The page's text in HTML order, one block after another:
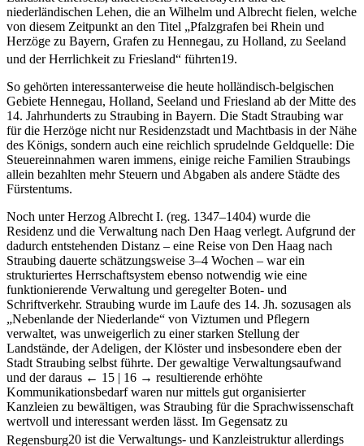
Landshut einerseits, andererseits Niederbayern und die
niederländischen Lehen, die an Wilhelm und Albrecht fielen, welche
von diesem Zeitpunkt an den Titel „Pfalzgrafen bei Rhein und
Herzöge zu Bayern, Grafen zu Hennegau, zu Holland, zu Seeland
So gehörten interessanterweise die heute holländisch-belgischen
Gebiete Hennegau, Holland, Seeland und Friesland ab der Mitte des
14. Jahrhunderts zu Straubing in Bayern. Die Stadt Straubing war
für die Herzöge nicht nur Residenzstadt und Machtbasis in der Nähe
des Königs, sondern auch eine reichlich sprudelnde Geldquelle: Die
Steuereinnahmen waren immens, einige reiche Familien Straubings
allein bezahlten mehr Steuern und Abgaben als andere Städte des
Noch unter Herzog Albrecht I. (reg. 1347–1404) wurde die
Residenz und die Verwaltung nach Den Haag verlegt. Aufgrund der
dadurch entstehenden Distanz – eine Reise von Den Haag nach
Straubing dauerte schätzungsweise 3–4 Wochen – war ein
strukturiertes Herrschaftsystem ebenso notwendig wie eine
funktionierende Verwaltung und geregelter Boten- und
Schriftverkehr. Straubing wurde im Laufe des 14. Jh. sozusagen als
„Nebenlande der Niederlande“ von Viztumen und Pflegern
verwaltet, was unweigerlich zu einer starken Stellung der
Landstände, der Adeligen, der Klöster und insbesondere eben der
Stadt Straubing selbst führte. Der gewaltige Verwaltungsaufwand
und der daraus← 15 | 16 →resultierende erhöhte
Kommunikationsbedarf waren nur mittels gut organisierter
Kanzleien zu bewältigen, was Straubing für die Sprachwissenschaft
wertvoll und interessant werden lässt. Im Gegensatz zu